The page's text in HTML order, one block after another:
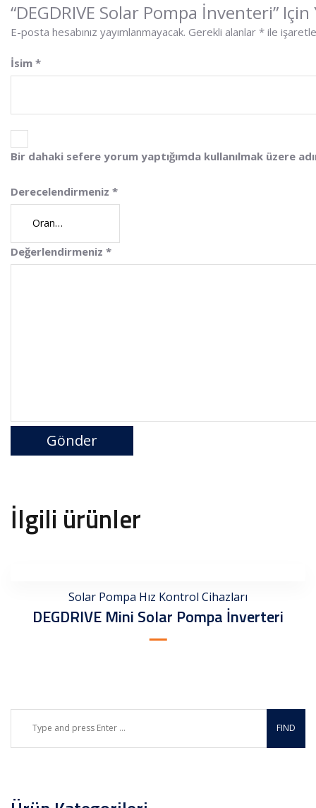
“DEGDRIVE Solar Pompa İnventeri”
E-posta hesabınız yayımlanmayacak. Gerekli alanlar * ile
İsim *
Bir dahaki sefere yorum yaptığımda kullanılmak üzere
Derecelendirmeniz *
Değerlendirmeniz *
İlgili ürünler
Solar Pompa Hız Kontrol Cihazları
DEGDRIVE Mini Solar Pompa İnverteri